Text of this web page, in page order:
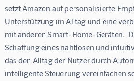
setzt Amazon auf personalisierte
Unterstützung im Alltag und eine
mit anderen Smart-Home-Geräten.
Schaffung eines nahtlosen und
das den Alltag der Nutzer durch
intelligente Steuerung vereinfachen